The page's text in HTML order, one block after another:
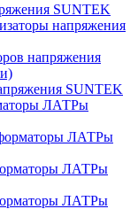
SUNTEK
напряжения
напряжения
SUNTEK
ЛАТРы
ЛАТРы
ЛАТРы
ЛАТРы